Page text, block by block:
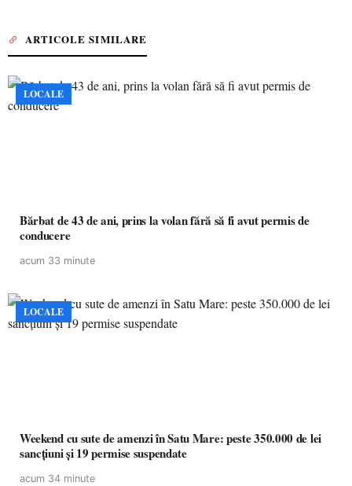
ARTICOLE SIMILARE
LOCALE
Bărbat de 43 de ani, prins la volan fără să fi avut permis de
conducere
acum 33 minute
LOCALE
Weekend cu sute de amenzi în Satu Mare: peste 350.000 de lei
sancțiuni și 19 permise suspendate
acum 34 minute